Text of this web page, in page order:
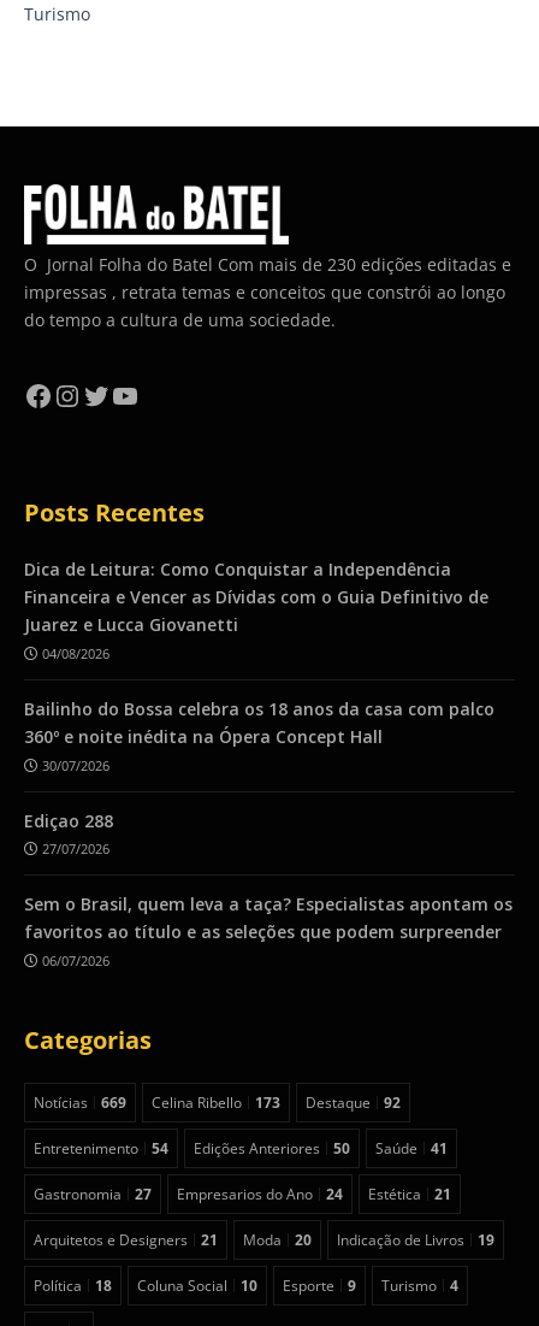
Turismo
O Jornal Folha do Batel Com mais de 230 edições editadas e
impressas , retrata temas e conceitos que constrói ao longo
do tempo a cultura de uma sociedade.
Facebook
Instagram
Twitter
YouTube
Posts Recentes
Dica de Leitura: Como Conquistar a Independência
Financeira e Vencer as Dívidas com o Guia Definitivo de
Juarez e Lucca Giovanetti
04/08/2026
Bailinho do Bossa celebra os 18 anos da casa com palco
360º e noite inédita na Ópera Concept Hall
30/07/2026
Ediçao 288
27/07/2026
Sem o Brasil, quem leva a taça? Especialistas apontam os
favoritos ao título e as seleções que podem surpreender
06/07/2026
Categorias
Notícias 669 Celina Ribello 173 Destaque 92
Entretenimento 54 Edições Anteriores 50 Saúde 41
Gastronomia 27 Empresarios do Ano 24 Estética 21
Arquitetos e Designers 21 Moda 20 Indicação de Livros 19
Política 18 Coluna Social 10 Esporte 9 Turismo 4